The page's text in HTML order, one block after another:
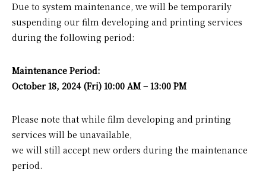
Due to system maintenance, we will be temporarily
suspending our film developing and printing services
during the following period:
Maintenance Period:
October 18, 2024 (Fri) 10:00 AM – 13:00 PM
Please note that while film developing and printing
services will be unavailable,
we will still accept new orders during the maintenance
period.